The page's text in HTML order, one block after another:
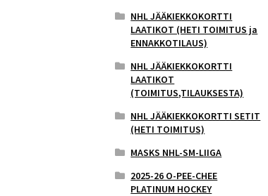
NHL JÄÄKIEKKOKORTTI
LAATIKOT (HETI TOIMITUS ja
ENNAKKOTILAUS)
NHL JÄÄKIEKKOKORTTI
LAATIKOT
(TOIMITUS,TILAUKSESTA)
NHL JÄÄKIEKKOKORTTI SETIT
(HETI TOIMITUS)
MASKS NHL-SM-LIIGA
2025-26 O-PEE-CHEE
PLATINUM HOCKEY